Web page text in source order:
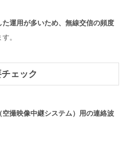
た運用が多いため、無線交信の頻度
。
ェック
空撮映像中継システム）用の連絡波